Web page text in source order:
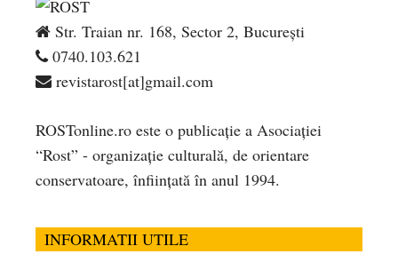
Str. Traian nr. 168, Sector 2, București
0740.103.621
revistarost[at]gmail.com
ROSTonline.ro este o publicaţie a Asociaţiei
“Rost” - organizaţie culturală, de orientare
conservatoare, înfiinţată în anul 1994.
INFORMATII UTILE